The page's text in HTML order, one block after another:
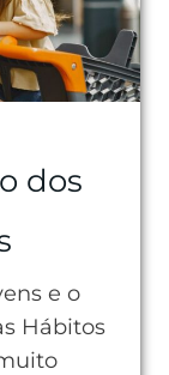
dos
e o
Hábitos